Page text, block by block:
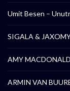
Umit Besen –
SIGALA &
AMY
ARMIN VAN